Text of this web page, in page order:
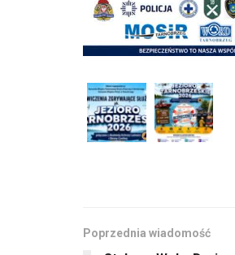
Poprzednia wiadomość